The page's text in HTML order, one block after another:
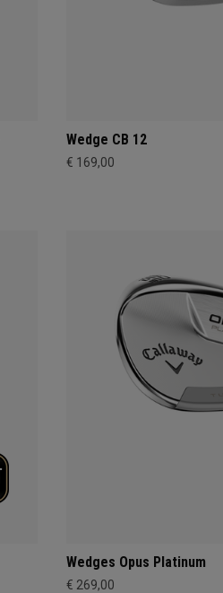
Wedge CB 12
€ 169,00
Wedges Opus Platinum
€ 269,00